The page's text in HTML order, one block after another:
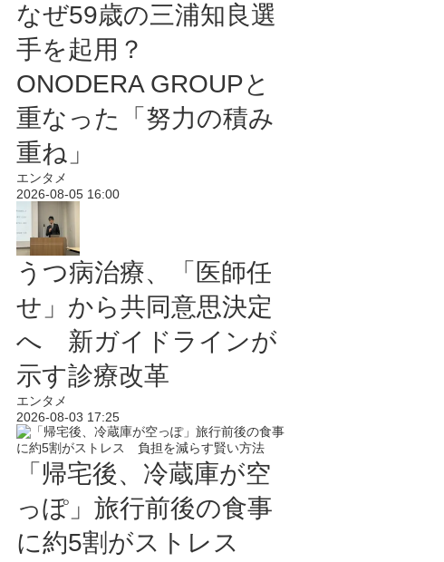
なぜ59歳の三浦知良選
手を起用？
ONODERA GROUPと
重なった「努力の積み
重ね」
エンタメ
2026-08-05 16:00
うつ病治療、「医師任
せ」から共同意思決定
へ 新ガイドラインが
示す診療改革
エンタメ
2026-08-03 17:25
「帰宅後、冷蔵庫が空
っぽ」旅行前後の食事
に約5割がストレス